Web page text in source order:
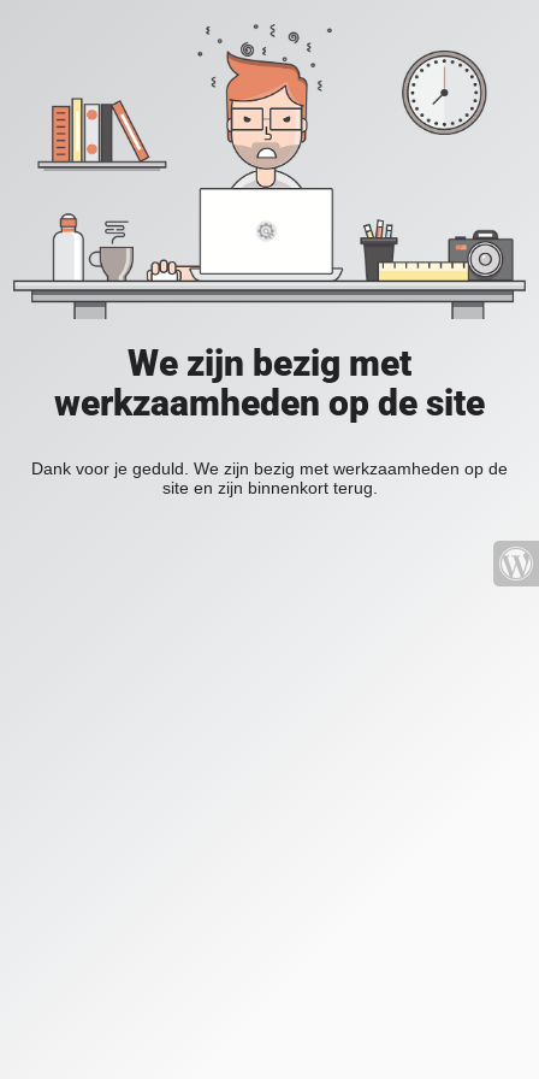
We zijn bezig met
werkzaamheden op de site
Dank voor je geduld. We zijn bezig met werkzaamheden op de
site en zijn binnenkort terug.